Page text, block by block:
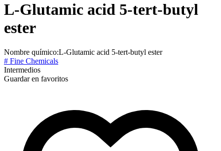
L-Glutamic acid 5-tert-butyl
ester
Nombre químico:L-Glutamic acid 5-tert-butyl ester
# Fine Chemicals
Intermedios
Guardar en favoritos